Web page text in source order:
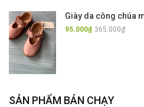
Giày da công chúa
95.000₫ 365.000₫
SẢN PHẨM BÁN CHẠY